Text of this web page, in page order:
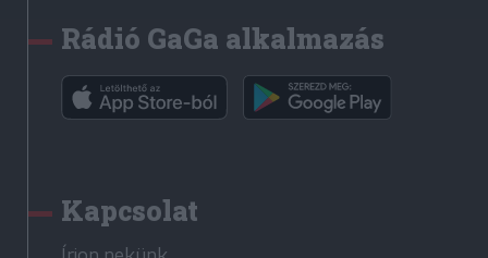
Rádió GaGa alkalmazás
Kapcsolat